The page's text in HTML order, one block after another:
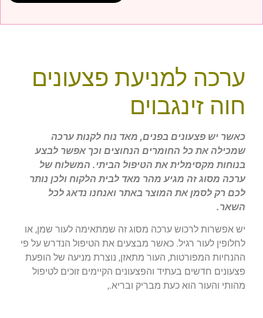
ערכה למניעת פצעונים
חוה זינגבוים
כאשר יש פצעונים בפנים, מאד נוח לקנות ערכה
שמכילה את כל החומרים הנחוצים וכך אפשר לבצע
בנוחות מקסימלית את הטיפול הביתי. המשלוח של
ערכה מסוג זה מגיע מהר מאד לבית הלקוח ולכן נותר
לכם רק לסמן את המוצר באתר ואנחנו נדאג לכל
השאר.
יש אפשרות לרכוש ערכה מסוג זה שמתאימה לעור שמן, או
לחלופין לעור רגיל. כאשר מבצעים את הטיפול הנדרש על פי
ההנחיות המפורטות, העור מתאזן, נוצרת מניעה של הופעת
פצעונים חדשים בעתיד והפצעונים הקיימים זוכים לטיפול
מהותי והעור הוא כעת מבריק ובריא.,